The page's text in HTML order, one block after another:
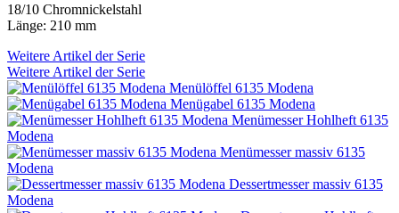
18/10 Chromnickelstahl
Länge: 210 mm
Weitere Artikel der Serie
Weitere Artikel der Serie
Menülöffel 6135 Modena
Menügabel 6135 Modena
Menümesser Hohlheft 6135
Modena
Menümesser massiv 6135
Modena
Dessertmesser massiv 6135
Modena